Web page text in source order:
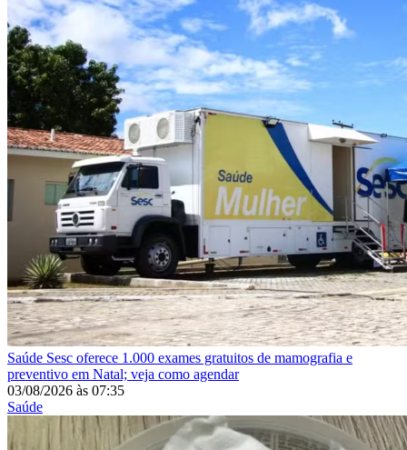
Saúde Sesc oferece 1.000 exames gratuitos de mamografia e
preventivo em Natal; veja como agendar
03/08/2026 às 07:35
Saúde